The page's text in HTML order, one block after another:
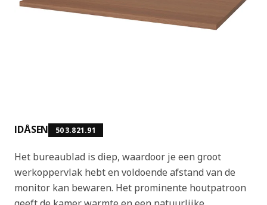
IDÅSEN 503.821.91
Het bureaublad is diep, waardoor je een groot
werkoppervlak hebt en voldoende afstand van de
monitor kan bewaren. Het prominente houtpatroon